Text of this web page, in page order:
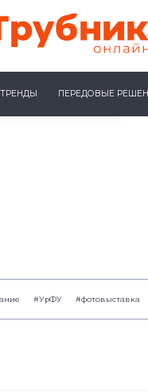
ПЕРЕДОВЫЕ
#УрФУ #фотовыставка